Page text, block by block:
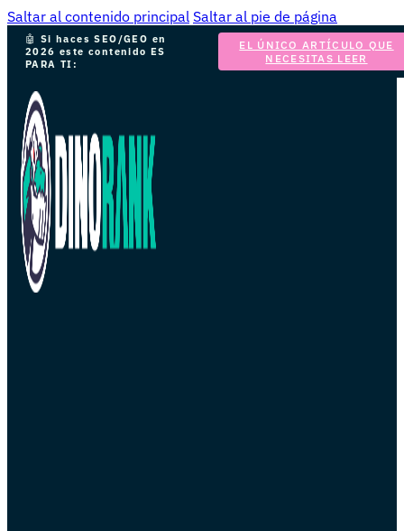
Saltar al contenido principal Saltar al pie de página
🤖 Si haces SEO/GEO en
2026 este contenido ES
PARA TI:
EL ÚNICO ARTÍCULO QUE
NECESITAS LEER